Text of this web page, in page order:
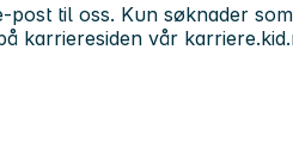
post til oss. Kun søknader
karrieresiden vår